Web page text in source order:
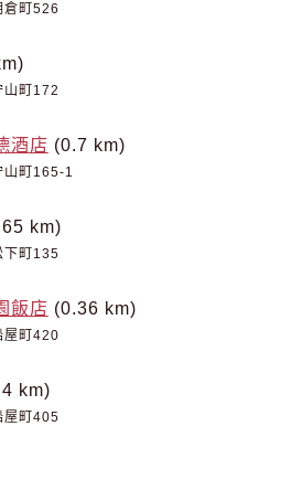
倉町526
山町172
酒店 (0.7 km)
山町165-1
km)
下町135
飯店 (0.36 km)
屋町420
km)
屋町405